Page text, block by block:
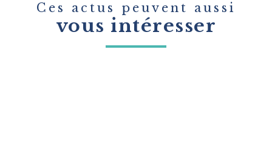
Ces actus peuvent aussi
vous intéresser